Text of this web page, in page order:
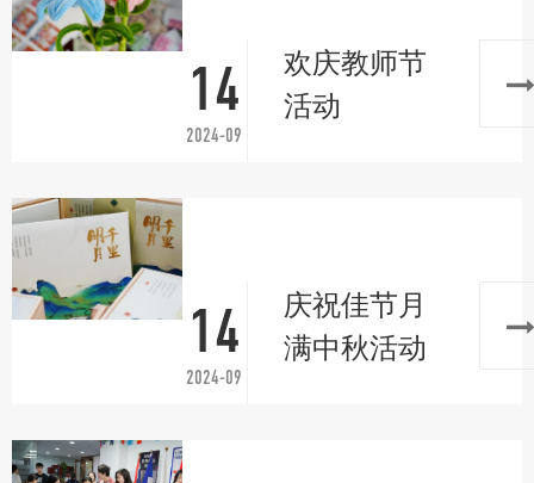
14
2024-09
欢庆教师节
活动
14
2024-09
庆祝佳节月
满中秋活动